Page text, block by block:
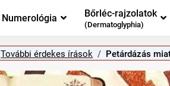
Numerológia Bőrléc-rajzolatok
(Dermatoglyphia)
További érdekes írások Petárdázás